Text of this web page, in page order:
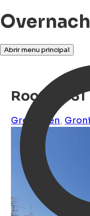
Abrir menu principal
Rooftop 31
Groningen,